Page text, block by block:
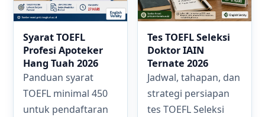
Syarat TOEFL
Profesi Apoteker
Hang Tuah 2026
Panduan syarat
TOEFL minimal 450
untuk pendaftaran
Tes TOEFL Seleksi
Doktor IAIN
Ternate 2026
Jadwal, tahapan, dan
strategi persiapan
tes TOEFL Seleksi